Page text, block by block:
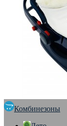
Комбинезоны